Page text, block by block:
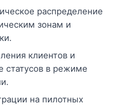
распределение
зонам и
клиентов и
статусов в режиме
на пилотных